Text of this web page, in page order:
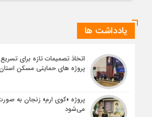
یادداشت ها
اتخاذ تصمیمات تازه برای
پروژه های حمایتی مسکن
پروژه «کوی ارم» زنجان به
می‌شود